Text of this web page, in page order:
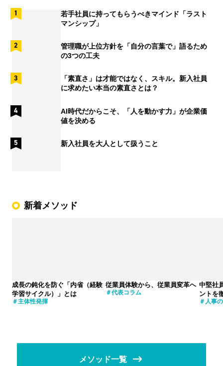
若手社員に持ってもらうべきマインド「ラスト
マンシップ」
管理職が上位方針を「自分の言葉で」語るため
の3つの工夫
「素直さ」は才能ではなく、スキル。新入社員
に求めたい本当の素直さとは？
AI時代だからこそ、「人を動かす力」が企業価
値を決める
新入社員を大人として扱うこと
新着メソッド
成長の鈍化を防ぐ「内省（経験
学習サイクル）」とは
主体性発揮
従業員体験から、従業員変革へ
代表コラム
中堅社
ントを
人事
メソッド一覧